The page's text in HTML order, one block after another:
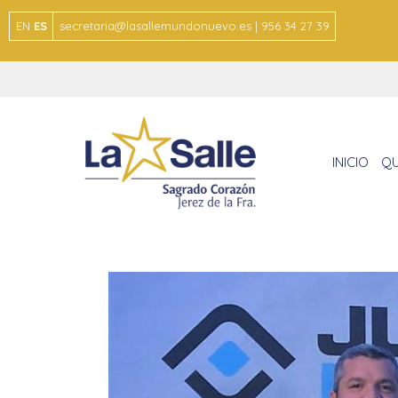
EN ES secretaria@lasallemundonuevo.es | 956 34 27 39
INICIO